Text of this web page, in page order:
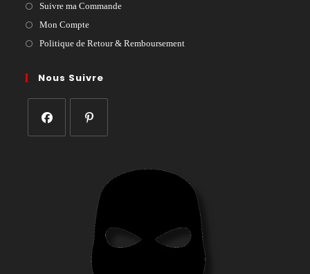
Suivre ma Commande
Mon Compte
Politique de Retour & Remboursement
Nous Suivre